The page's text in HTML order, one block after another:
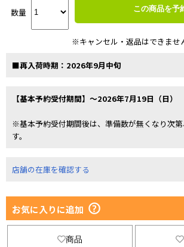
数量 この商品を予
※キャンセル・返品はできませ
■再入荷時期：2026年9月中旬
【基本予約受付期間】～2026年7月19日（日）
※基本予約受付期間後は、準備数が無くなり次
す。
店舗の在庫を確認する
お気に入りに追加
商品